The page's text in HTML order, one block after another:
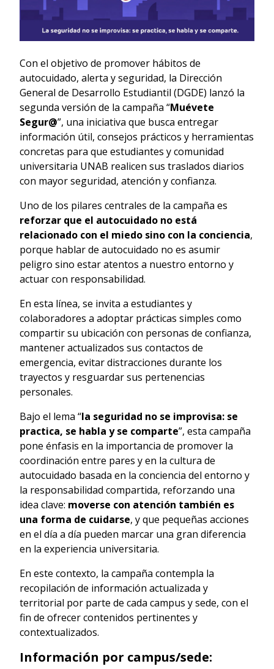
Con el objetivo de promover hábitos de
autocuidado, alerta y seguridad, la Dirección
General de Desarrollo Estudiantil (DGDE) lanzó la
segunda versión de la campaña “Muévete
Segur@”, una iniciativa que busca entregar
información útil, consejos prácticos y herramientas
concretas para que estudiantes y comunidad
universitaria UNAB realicen sus traslados diarios
con mayor seguridad, atención y confianza.
Uno de los pilares centrales de la campaña es
reforzar que el autocuidado no está
relacionado con el miedo sino con la conciencia,
porque hablar de autocuidado no es asumir
peligro sino estar atentos a nuestro entorno y
actuar con responsabilidad.
En esta línea, se invita a estudiantes y
colaboradores a adoptar prácticas simples como
compartir su ubicación con personas de confianza,
mantener actualizados sus contactos de
emergencia, evitar distracciones durante los
trayectos y resguardar sus pertenencias
personales.
Bajo el lema “la seguridad no se improvisa: se
practica, se habla y se comparte”, esta campaña
pone énfasis en la importancia de promover la
coordinación entre pares y en la cultura de
autocuidado basada en la conciencia del entorno y
la responsabilidad compartida, reforzando una
idea clave: moverse con atención también es
una forma de cuidarse, y que pequeñas acciones
en el día a día pueden marcar una gran diferencia
en la experiencia universitaria.
En este contexto, la campaña contempla la
recopilación de información actualizada y
territorial por parte de cada campus y sede, con el
fin de ofrecer contenidos pertinentes y
contextualizados.
Información por campus/sede: